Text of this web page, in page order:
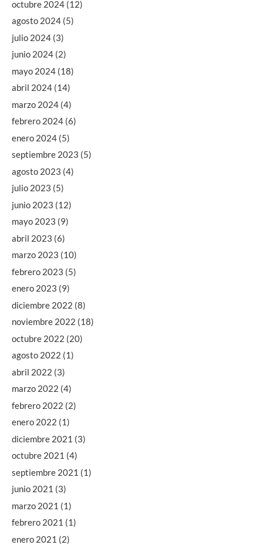
octubre 2024 (12)
agosto 2024 (5)
julio 2024 (3)
junio 2024 (2)
mayo 2024 (18)
abril 2024 (14)
marzo 2024 (4)
febrero 2024 (6)
enero 2024 (5)
septiembre 2023 (5)
agosto 2023 (4)
julio 2023 (5)
junio 2023 (12)
mayo 2023 (9)
abril 2023 (6)
marzo 2023 (10)
febrero 2023 (5)
enero 2023 (9)
diciembre 2022 (8)
noviembre 2022 (18)
octubre 2022 (20)
agosto 2022 (1)
abril 2022 (3)
marzo 2022 (4)
febrero 2022 (2)
enero 2022 (1)
diciembre 2021 (3)
octubre 2021 (4)
septiembre 2021 (1)
junio 2021 (3)
marzo 2021 (1)
febrero 2021 (1)
enero 2021 (2)